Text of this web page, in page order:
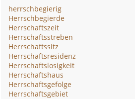
herrschbegierig
Herrschbegierde
Herrschaftszeit
Herrschaftsstreben
Herrschaftssitz
Herrschaftsresidenz
Herrschaftslosigkeit
Herrschaftshaus
Herrschaftsgefolge
Herrschaftsgebiet